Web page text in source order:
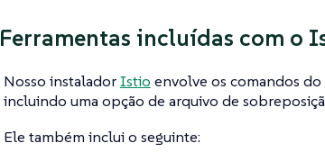
Ferramentas incluídas com o
Nosso instaladorIstio envolve os comandos
incluindo uma opção de arquivo de
Ele também inclui o seguinte: